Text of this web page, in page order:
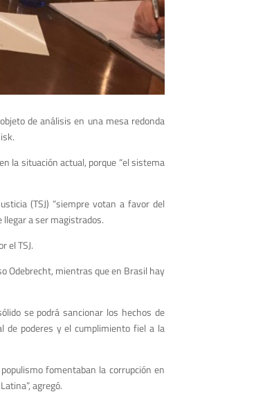
de análisis en una mesa redonda
la situación actual, porque “el sistema
(TSJ) “siempre votan a favor del
llegar a ser magistrados.
el TSJ.
Odebrecht, mientras que en Brasil hay
se podrá sancionar los hechos de
de poderes y el cumplimiento fiel a la
fomentaban la corrupción en
agregó.